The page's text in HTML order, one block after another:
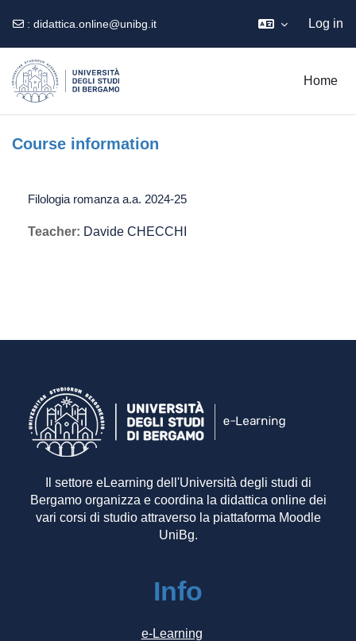
: didattica.online@unibg.it Log in
Home
Course information
Filologia romanza a.a. 2024-25
Teacher: Davide CHECCHI
Il settore eLearning dell'Università degli studi di
Bergamo organizza e coordina la didattica online dei
vari corsi di studio attraverso la piattaforma Moodle
UniBg.
Info
e-Learning